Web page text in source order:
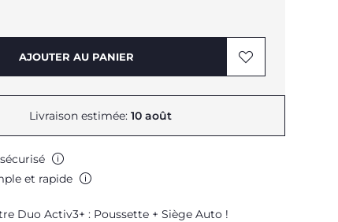
AJOUTER AU PANIER
Livraison estimée: 10 août
et rapide
Duo Activ3+ : Poussette + Siège Auto !